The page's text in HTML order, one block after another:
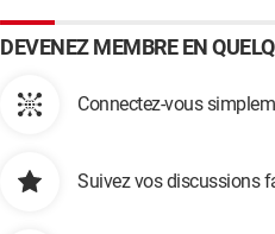
DEVENEZ MEMBRE EN
Connectez-vous
Suivez vos discussions